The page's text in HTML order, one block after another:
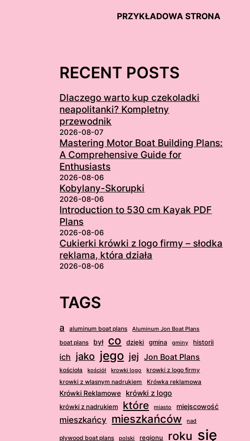
PRZYKŁADOWA STRONA
RECENT POSTS
Dlaczego warto kup czekoladki
neapolitanki? Kompletny
przewodnik
2026-08-07
Mastering Motor Boat Building Plans:
A Comprehensive Guide for
Enthusiasts
2026-08-06
Kobylany-Skorupki
2026-08-06
Introduction to 530 cm Kayak PDF
Plans
2026-08-06
Cukierki krówki z logo firmy – słodka
reklama, która działa
2026-08-06
TAGS
a aluminum boat plans Aluminum Jon Boat Plans
boat plans był co dzięki gmina gminy historii
ich jako jego jej Jon Boat Plans
kościoła kościół krowki logo
krowki z logo firmy
krowki z wlasnym nadrukiem
Krówka reklamowa
Krówki Reklamowe krówki z logo
krówki z nadrukiem które miasto miejscowość
mieszkańcy mieszkańców nad
plywood boat plans polski regionu roku się